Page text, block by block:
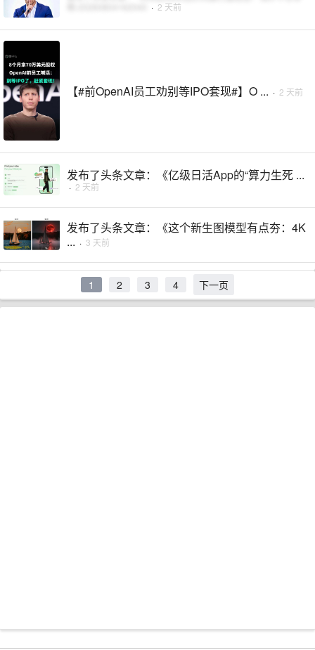
· 2 天前
【#前OpenAI员工劝别等IPO套现#】O ... · 2 天前
发布了头条文章：《亿级日活App的“算力生死 ...
· 2 天前
发布了头条文章：《这个新生图模型有点夯：4K
... · 3 天前
1 2 3 4 下一页